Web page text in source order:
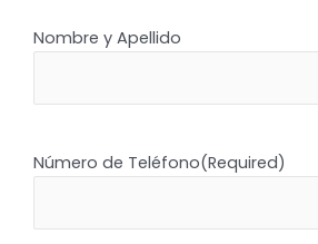
Nombre y Apellido
Número de Teléfono(Required)